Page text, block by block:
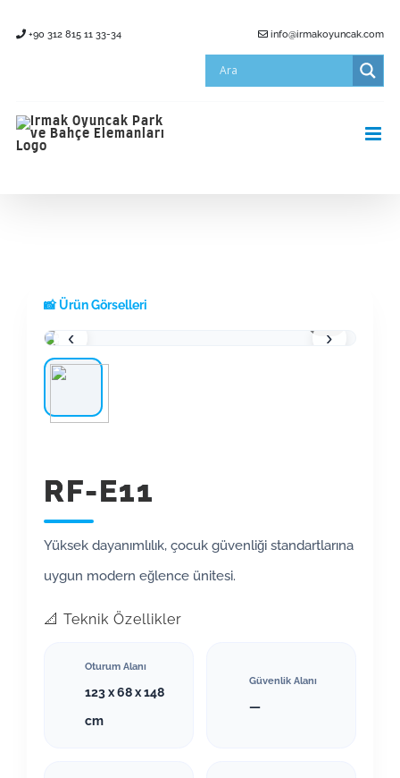
+90 312 815 11 33-34 info@irmakoyuncak.com
📸 Ürün Görselleri
‹ ›
RF-E11
Yüksek dayanımlılık, çocuk güvenliği standartlarına
uygun modern eğlence ünitesi.
📐 Teknik Özellikler
Oturum Alanı
123 x 68 x 148
cm
Güvenlik Alanı
—